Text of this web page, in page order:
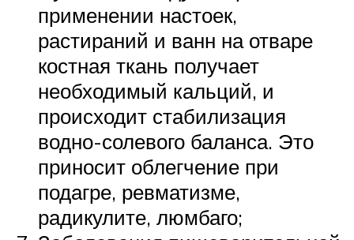
применении настоек,
растираний и ванн на отваре
костная ткань получает
необходимый кальций, и
происходит стабилизация
водно-солевого баланса. Это
приносит облегчение при
подагре, ревматизме,
радикулите, люмбаго;